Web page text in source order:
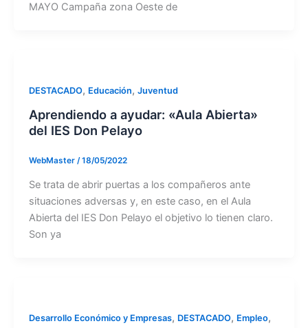
MAYO Campaña zona Oeste de
DESTACADO, Educación, Juventud
Aprendiendo a ayudar: «Aula Abierta»
del IES Don Pelayo
WebMaster /18/05/2022
Se trata de abrir puertas a los compañeros ante
situaciones adversas y, en este caso, en el Aula
Abierta del IES Don Pelayo el objetivo lo tienen claro.
Son ya
Desarrollo Económico y Empresas, DESTACADO, Empleo,